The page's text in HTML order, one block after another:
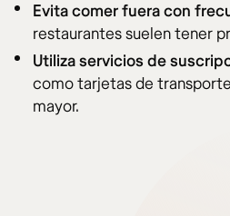
Evita comer fuera con
restaurantes suelen tener
Utiliza servicios de
como tarjetas de
mayor.